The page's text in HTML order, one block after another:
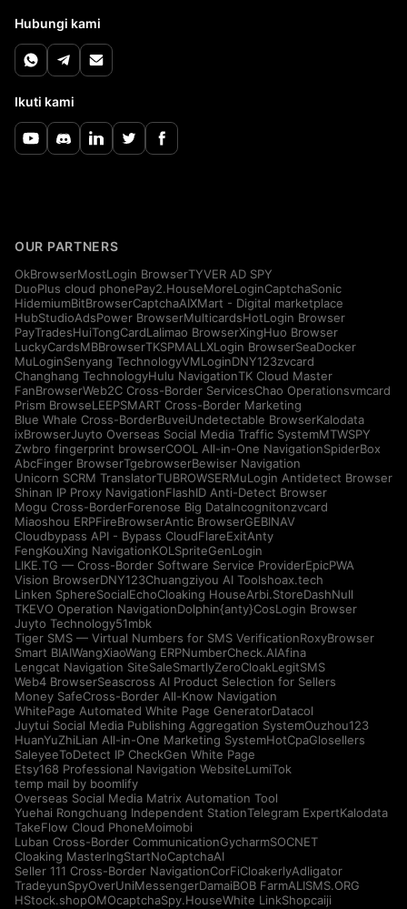
Hubungi kami
Ikuti kami
OUR PARTNERS
OkBrowserMostLogin BrowserTYVER AD SPY
DuoPlus cloud phonePay2.HouseMoreLoginCaptchaSonic
HidemiumBitBrowserCaptchaAIXMart - Digital marketplace
HubStudioAdsPower BrowserMulticardsHotLogin Browser
PayTradesHuiTongCardLalimao BrowserXingHuo Browser
LuckyCardsMBBrowserTKSPMALLXLogin BrowserSeaDocker
MuLoginSenyang TechnologyVMLoginDNY123zvcard
Changhang TechnologyHulu NavigationTK Cloud Master
FanBrowserWeb2C Cross-Border ServicesChao Operationsvmcard
Prism BrowseLEEPSMART Cross-Border Marketing
Blue Whale Cross-BorderBuveiUndetectable BrowserKalodata
ixBrowserJuyto Overseas Social Media Traffic SystemMTWSPY
Zwbro fingerprint browserCOOL All-in-One NavigationSpiderBox
AbcFinger BrowserTgebrowserBewiser Navigation
Unicorn SCRM TranslatorTUBROWSERMuLogin Antidetect Browser
Shinan IP Proxy NavigationFlashID Anti-Detect Browser
Mogu Cross-BorderForenose Big DataIncognitonzvcard
Miaoshou ERPFireBrowserAntic BrowserGEBINAV
Cloudbypass API - Bypass CloudFlareExitAnty
FengKouXing NavigationKOLSpriteGenLogin
LIKE.TG — Cross-Border Software Service ProviderEpicPWA
Vision BrowserDNY123Chuangziyou AI Toolshoax.tech
Linken SphereSocialEchoCloaking HouseArbi.StoreDashNull
TKEVO Operation NavigationDolphin{anty}CosLogin Browser
Juyto Technology51mbk
Tiger SMS — Virtual Numbers for SMS VerificationRoxyBrowser
Smart BIAIWangXiaoWang ERPNumberCheck.AIAfina
Lengcat Navigation SiteSaleSmartlyZeroCloakLegitSMS
Web4 BrowserSeascross AI Product Selection for Sellers
Money SafeCross-Border All-Know Navigation
WhitePage Automated White Page GeneratorDatacol
Juytui Social Media Publishing Aggregation SystemOuzhou123
HuanYuZhiLian All-in-One Marketing SystemHotCpaGlosellers
SaleyeeToDetect IP CheckGen White Page
Etsy168 Professional Navigation WebsiteLumiTok
temp mail by boomlify
Overseas Social Media Matrix Automation Tool
Yuehai Rongchuang Independent StationTelegram ExpertKalodata
TakeFlow Cloud PhoneMoimobi
Luban Cross-Border CommunicationGycharmSOCNET
Cloaking MasterIngStartNoCaptchaAI
Seller 111 Cross-Border NavigationCorFiCloakerlyAdligator
TradeyunSpyOverUniMessengerDamaiBOB FarmALISMS.ORG
HStock.shopOMOcaptchaSpy.HouseWhite LinkShopcaiji